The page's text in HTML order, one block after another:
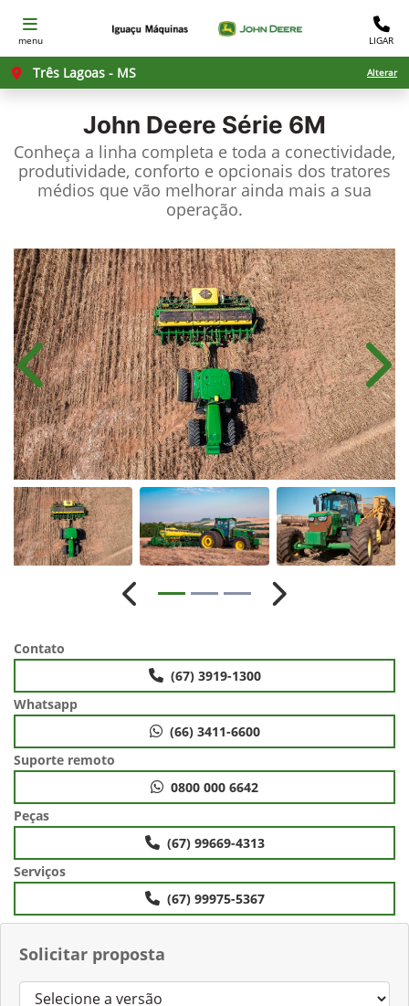
menu LIGAR
Três Lagoas - MS Alterar
John Deere Série 6M
Conheça a linha completa e toda a conectividade,
produtividade, conforto e opcionais dos tratores
médios que vão melhorar ainda mais a sua
operação.
Solicitar proposta
Anterior
Anterior Próximo
Contato
(67) 3919-1300
Whatsapp
(66) 3411-6600
Suporte remoto
0800 000 6642
Peças
(67) 99669-4313
Serviços
(67) 99975-5367